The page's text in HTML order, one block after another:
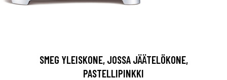
SMEG YLEISKONE, JOSSA JÄÄTELÖKONE,
PASTELLIPINKKI